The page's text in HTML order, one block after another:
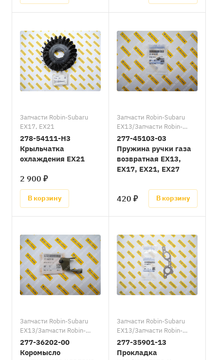
Запчасти Robin-Subaru
EX17, EX21
278-54111-H3
Крыльчатка
охлаждения EX21
2 900 ₽
В корзину
Запчасти Robin-Subaru
EX13/Запчасти Robin-
Subaru EX17, EX21/
Запчасти Robin-Subaru
EX27
277-45103-03
Пружина ручки газа
возвратная EX13,
EX17, EX21, EX27
420 ₽ В корзину
Запчасти Robin-Subaru
EX13/Запчасти Robin-
Subaru EX17, EX21/
Запчасти Robin-Subaru
277-36202-00
Коромысло
Запчасти Robin-Subaru
EX13/Запчасти Robin-
Subaru EX17, EX21
277-35901-13
Прокладка